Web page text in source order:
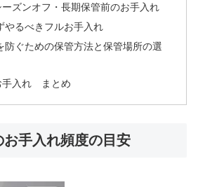
ーズンオフ・長期保管前のお手入れ
やるべきフルお手入れ
防ぐための保管方法と保管場所の選
手入れ まとめ
お手入れ頻度の目安